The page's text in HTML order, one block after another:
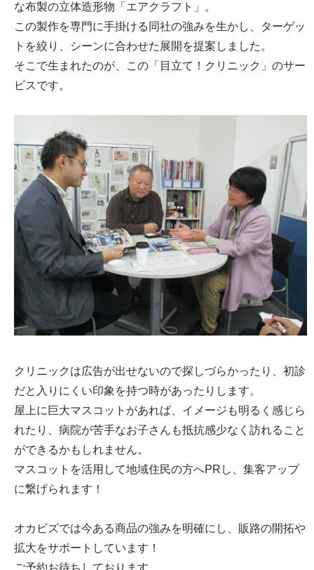
な布製の立体造形物「エアクラフト」。
この製作を専門に手掛ける同社の強みを生かし、ターゲッ
トを絞り、シーンに合わせた展開を提案しました。
そこで生まれたのが、この「目立て！クリニック」のサー
ビスです。
クリニックは広告が出せないので探しづらかったり、初診
だと入りにくい印象を持つ時があったりします。
屋上に巨大マスコットがあれば、イメージも明るく感じら
れたり、病院が苦手なお子さんも抵抗感少なく訪れること
ができるかもしれません。
マスコットを活用して地域住民の方へPRし、集客アップ
に繋げられます！
オカビズでは今ある商品の強みを明確にし、販路の開拓や
拡大をサポートしています！
ご予約お待ちしております。